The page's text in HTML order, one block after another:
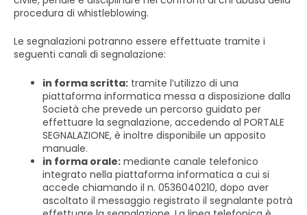
procedura di whistleblowing.
Le segnalazioni potranno essere effettuate tramite i
seguenti canali di segnalazione:
in forma scritta: tramite l’utilizzo di una
piattaforma informatica messa a disposizione dalla
Società che prevede un percorso guidato per
effettuare la segnalazione, accedendo al PORTALE
SEGNALAZIONE, è inoltre disponibile un apposito
manuale.
in forma orale: mediante canale telefonico
integrato nella piattaforma informatica a cui si
accede chiamando il n. 0536040210, dopo aver
ascoltato il messaggio registrato il segnalante potrà